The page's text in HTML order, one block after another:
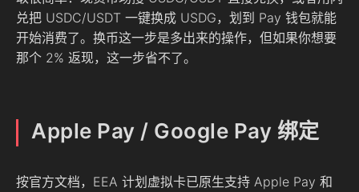
兑把 USDC/USDT 一键换成 USDG，划到 Pay 钱包就能
开始消费了。换币这一步是多出来的操作，但如果你想要
那个 2% 返现，这一步省不了。
Apple Pay / Google Pay 绑定
按官方文档，EEA 计划虚拟卡已原生支持 Apple Pay 和